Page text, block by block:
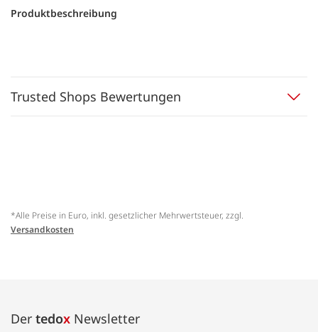
Produktbeschreibung
Trusted Shops Bewertungen
*Alle Preise in Euro, inkl. gesetzlicher Mehrwertsteuer, zzgl.
Versandkosten
Der tedox Newsletter